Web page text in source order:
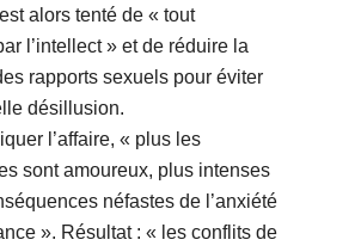
alors tenté de « tout
l’intellect » et de réduire la
rapports sexuels pour éviter
désillusion.
l’affaire, « plus les
sont amoureux, plus intenses
néfastes de l’anxiété
». Résultat : « les conflits de